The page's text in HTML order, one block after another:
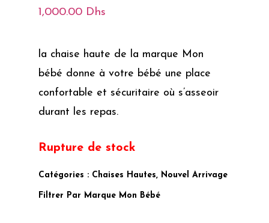
1,000.00 Dhs
la chaise haute de la marque Mon
bébé donne à votre bébé une place
confortable et sécuritaire où s’asseoir
durant les repas.
Rupture de stock
Catégories : Chaises Hautes, Nouvel Arrivage
Filtrer Par Marque Mon Bébé